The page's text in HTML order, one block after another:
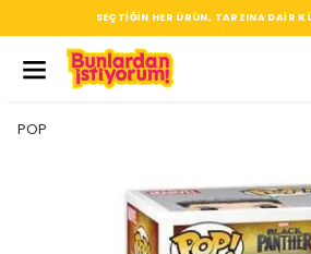
SEÇTIĞIN HER ÜRÜN, TARZINA DAIR
POP